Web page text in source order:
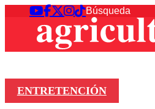
ENTRETENCIÓN